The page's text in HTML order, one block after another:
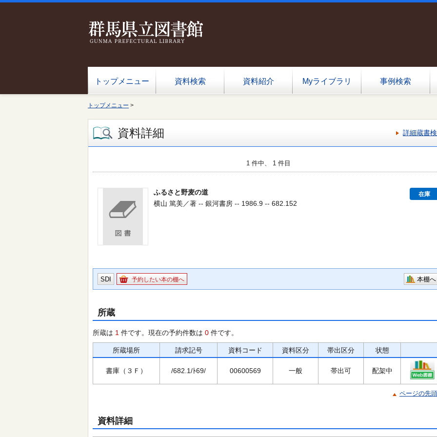
トップメニュー 資料検索 資料紹介 Myライブラリ 事例検索
トップメニュー >
資料詳細 詳細蔵書
1 件中、 1 件目
ふるさと野麦の道 在庫
横山 篤美／著 -- 銀河書房 -- 1986.9 -- 682.152
SDI 予約したい本の棚へ 本棚へ
所蔵
所蔵は 1 件です。現在の予約件数は 0 件です。
所蔵場所 請求記号 資料コード 資料区分 帯出区分 状態
書庫（３Ｆ） /682.1/ﾄ69/ 00600569 一般 帯出可 配架中
ページの先
資料詳細